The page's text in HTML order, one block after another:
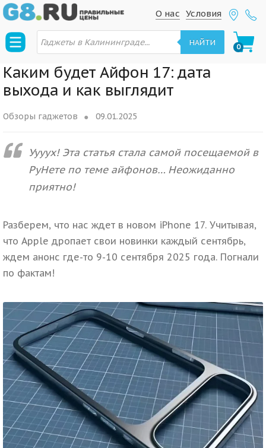
S
k
p
o
n
a
g
n
S
k
p
o
c
o
e
Условия
О нас
П
о
с
т
о
в
а
в
НАЙТИ 0
Каким будет Айфон 17: дата
выхода и как выглядит
Обзоры гаджетов 09.01.2025
Уууух! Эта статья стала самой посещаемой в
РуНете по теме айфонов… Неожиданно
приятно!
Разберем, что нас ждет в новом iPhone 17. Учитывая,
что Apple дропает свои новинки каждый сентябрь,
ждем анонс где-то 9-10 сентября 2025 года. Погнали
по фактам!